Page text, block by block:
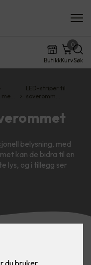
ButikkKurv
0
Søk
me…
LED-striper til
soveromm…
belysning, med
kan de bidra til en
lys, og i tillegg ser
til en